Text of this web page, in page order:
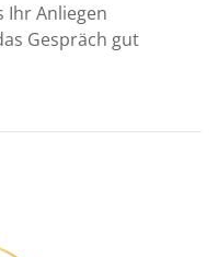
Ihr Anliegen
Gespräch gut